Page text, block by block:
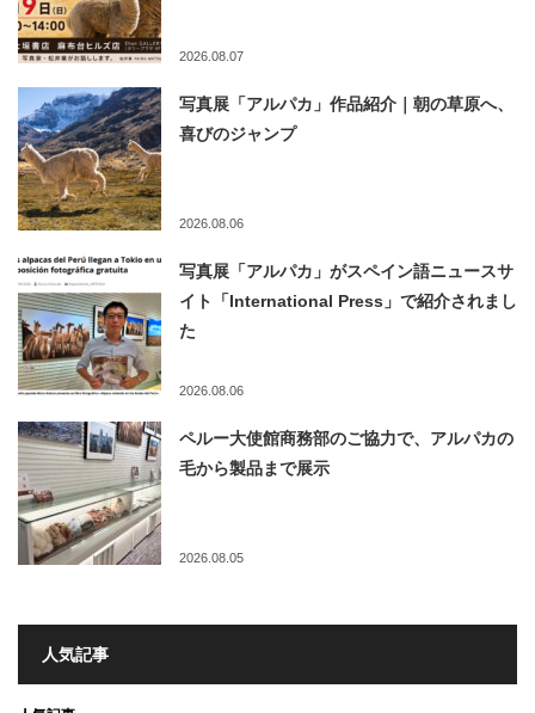
2026.08.07
写真展「アルパカ」作品紹介｜朝の草原へ、
喜びのジャンプ
2026.08.06
写真展「アルパカ」がスペイン語ニュースサ
イト「International Press」で紹介されまし
た
2026.08.06
ペルー大使館商務部のご協力で、アルパカの
毛から製品まで展示
2026.08.05
人気記事